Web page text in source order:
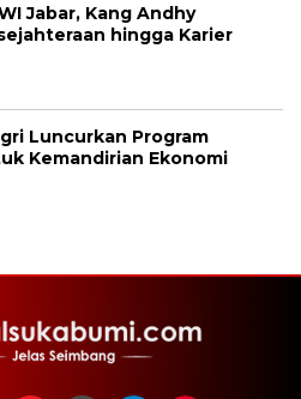
Jabar, Kang Andhy
hingga Karier
Luncurkan Program
Kemandirian Ekonomi